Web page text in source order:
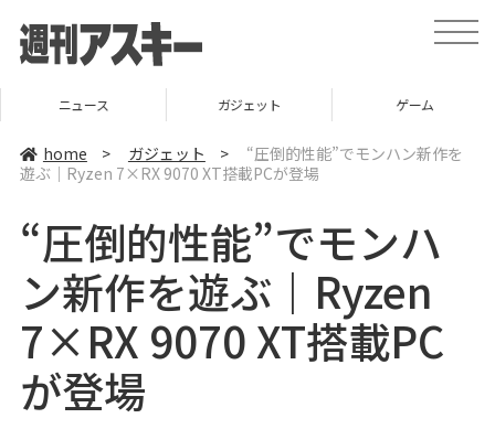
t
o
v
ニュース ガジェット ゲーム
home > ガジェット >
“圧倒的性能”でモンハン新作を
遊ぶ｜Ryzen 7×RX 9070 XT搭載PCが登場
“圧倒的性能”でモンハ
ン新作を遊ぶ｜Ryzen
7×RX 9070 XT搭載PC
が登場